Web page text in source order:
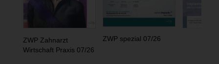
ZWP Zahnarzt
Wirtschaft Praxis 07/26
ZWP spezial 07/26